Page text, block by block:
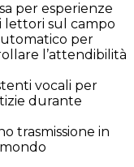
per esperienze
lettori sul campo
per
l’attendibilità
vocali per
durante
trasmissione in